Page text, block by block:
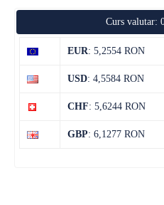
Curs valutar:
EUR: 5,2554 RON
USD: 4,5584 RON
CHF: 5,6244 RON
GBP: 6,1277 RON